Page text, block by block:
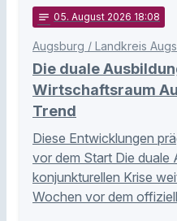
notes 05. August 2026 18:08
Augsburg / Landkreis
Die duale
Wirtschaftsraum
Trend
Diese Entwicklungen
vor dem Start Die duale
konjunkturellen Krise
Wochen vor dem